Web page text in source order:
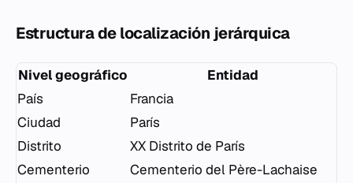
Estructura de localización jerárquica
Nivel geográfico
Entidad
País
Francia
Ciudad
París
Distrito
XX Distrito de París
Cementerio
Cementerio del Père-Lachaise